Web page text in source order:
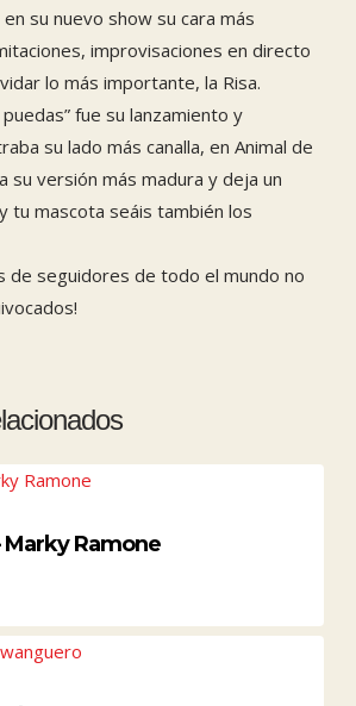
su nuevo show su cara más
improvisaciones en directo
lo más importante, la Risa.
fue su lanzamiento y
su lado más canalla, en Animal de
su versión más madura y deja un
tu mascota seáis también los
de seguidores de todo el mundo no
Marky Ramone